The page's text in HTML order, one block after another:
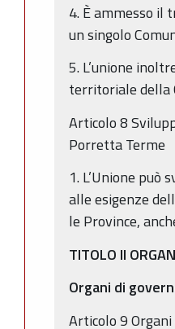
4. È ammesso il
un singolo
5. L’unione
territoriale della
Articolo 8
Porretta Terme
1. L’Unione
alle esigenze
le Province,
TITOLO II
Organi di
Articolo 9